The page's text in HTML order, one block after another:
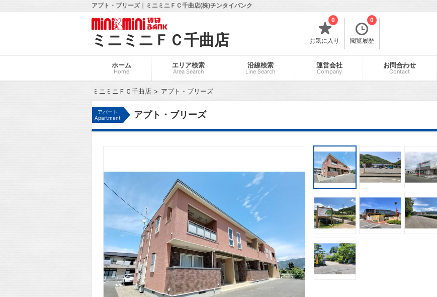
アプト・ブリーズ｜ミニミニＦＣ千曲店(株)チンタイバンク
ミニミニＦＣ千曲店 お気に入り
0
閲覧履歴
0
ホーム
Home
エリア検索
Area Search
沿線検索
Line Search
運営会社
Company
お問合わせ
Contact
ミニミニＦＣ千曲店 アプト・ブリーズ
アパート
Apartment
アプト・ブリーズ